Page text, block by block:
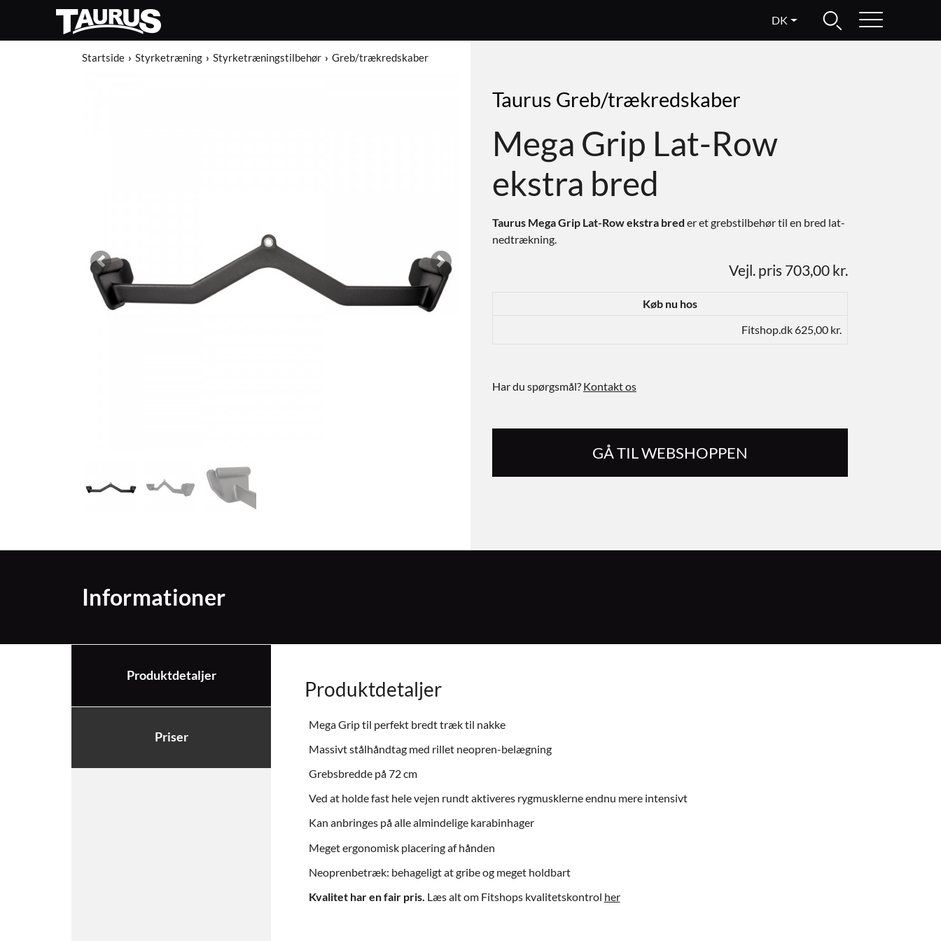
DK
Startside Styrketræning Styrketræningstilbehør Greb/trækredskaber
Previous Next
Taurus Greb/trækredskaber
Mega Grip Lat-Row
ekstra bred
Taurus Mega Grip Lat-Row ekstra bred er et grebstilbehør til en bred lat-
nedtrækning.
Vejl. pris 703,00 kr.
Køb nu hos
Fitshop.dk 625,00 kr.
Har du spørgsmål? Kontakt os
GÅ TIL WEBSHOPPEN
Informationer
Produktdetaljer
Priser
Produktdetaljer
Mega Grip til perfekt bredt træk til nakke
Massivt stålhåndtag med rillet neopren-belægning
Grebsbredde på 72 cm
Ved at holde fast hele vejen rundt aktiveres rygmusklerne endnu mere intensivt
Kan anbringes på alle almindelige karabinhager
Meget ergonomisk placering af hånden
Neoprenbetræk: behageligt at gribe og meget holdbart
Kvalitet har en fair pris. Læs alt om Fitshops kvalitetskontrol her